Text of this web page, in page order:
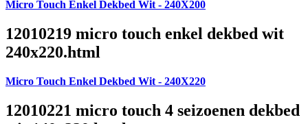
Micro Touch Enkel Dekbed Wit - 240X200
12010219 micro touch enkel dekbed wit
240x220.html
Micro Touch Enkel Dekbed Wit - 240X220
12010221 micro touch 4 seizoenen dekbed